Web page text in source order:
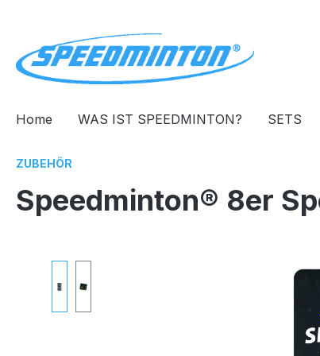
Home WAS IST SPEEDMINTON? SETS
ZUBEHÖR
Speedminton® 8er